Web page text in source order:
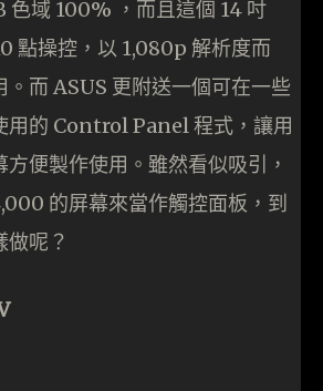
色域 100% ，而且這個 14 吋
點操控，以 1,080p 解析度而
。而 ASUS 更附送一個可在一些
用的 Control Panel 程式，讓用
便製作使用。雖然看似吸引，
的屏幕來當作觸控面板，到
做呢？